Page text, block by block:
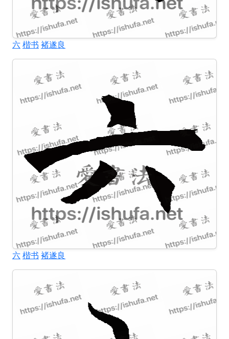
六楷书 褚遂良
六楷书 褚遂良